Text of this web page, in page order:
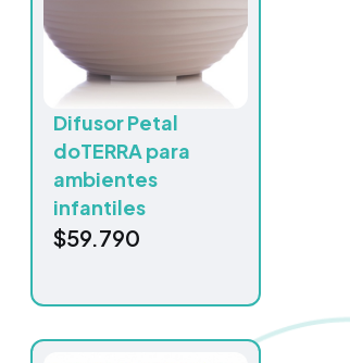
Difusor Petal
doTERRA para
ambientes
infantiles
$59.790